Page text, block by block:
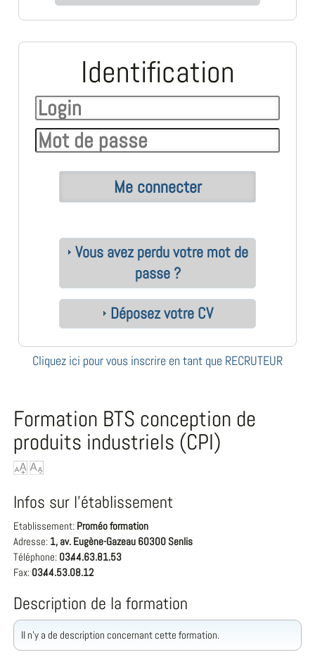
Identification
Vous avez perdu votre mot de
passe ?
Déposez votre CV
Cliquez ici pour vous inscrire en tant que RECRUTEUR
Formation BTS conception de
produits industriels (CPI)
Infos sur l'établissement
Etablissement: Proméo formation
Adresse: 1, av. Eugène-Gazeau 60300 Senlis
Téléphone: 03.44.63.81.53
Fax: 03.44.53.08.12
Description de la formation
Il n'y a de description concernant cette formation.